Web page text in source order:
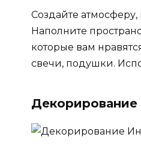
Создайте
Наполните
которые вам
свечи, подушки.
Декорирование